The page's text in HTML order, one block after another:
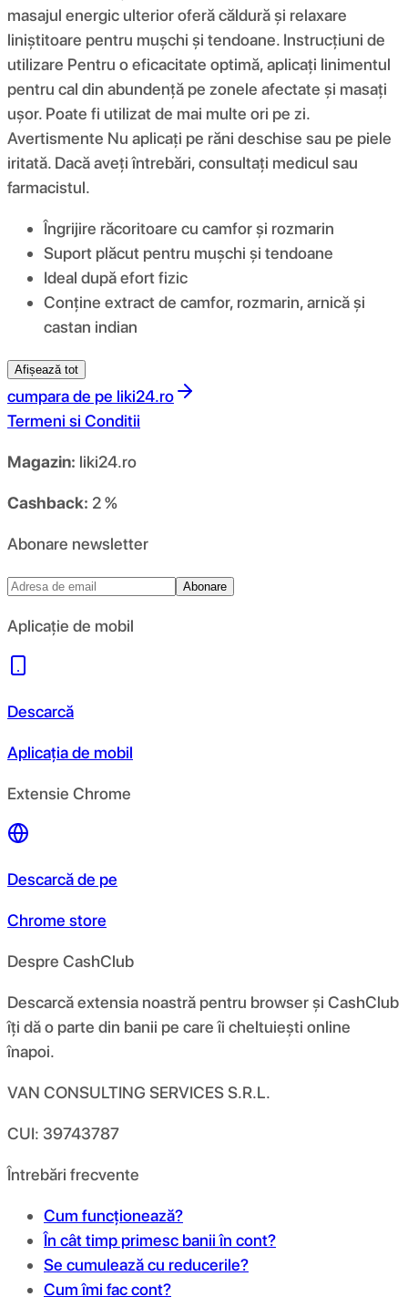
masajul energic ulterior oferă căldură și relaxare
liniștitoare pentru mușchi și tendoane. Instrucțiuni de
utilizare Pentru o eficacitate optimă, aplicați linimentul
pentru cal din abundență pe zonele afectate și masați
ușor. Poate fi utilizat de mai multe ori pe zi.
Avertismente Nu aplicați pe răni deschise sau pe piele
iritată. Dacă aveți întrebări, consultați medicul sau
farmacistul.
Îngrijire răcoritoare cu camfor și rozmarin
Suport plăcut pentru mușchi și tendoane
Ideal după efort fizic
Conține extract de camfor, rozmarin, arnică și
castan indian
Afișează tot
cumpara de pe liki24.ro
Termeni si Conditii
Magazin: liki24.ro
Cashback: 2 %
Abonare newsletter
Abonare
Aplicație de mobil
Descarcă
Aplicația de mobil
Extensie Chrome
Descarcă de pe
Chrome store
Despre CashClub
Descarcă extensia noastră pentru browser și CashClub
îți dă o parte din banii pe care îi cheltuiești online
înapoi.
VAN CONSULTING SERVICES S.R.L.
CUI: 39743787
Întrebări frecvente
Cum funcționează?
În cât timp primesc banii în cont?
Se cumulează cu reducerile?
Cum îmi fac cont?